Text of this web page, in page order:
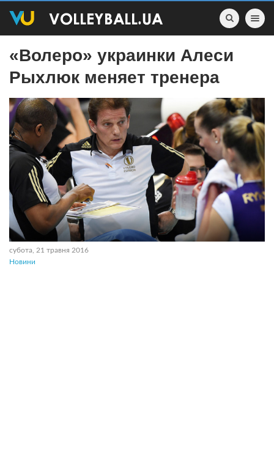
Toggle
«Волеро» украинки Алеси
Рыхлюк меняет тренера
субота, 21 травня 2016
Новини